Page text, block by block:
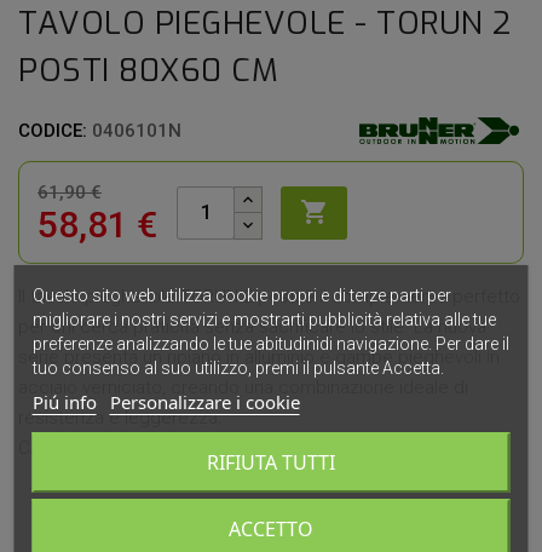
TAVOLO PIEGHEVOLE - TORUN 2
POSTI 80X60 CM
CODICE: 0406101N
61,90 €
58,81 € 
Il tavolo pieghevole TORUN 2 posti è il complemento perfetto
per chi cerca praticità senza sacrificare lo stile. La nuova
serie presenta un ripiano in alluminio e gambe pieghevoli in
resistenza e leggerezza.
Questo sito web utilizza cookie propri e di terze parti per
migliorare i nostri servizi e mostrarti pubblicità relativa alle tue
preferenze analizzando le tue abitudinidi navigazione. Per dare il
tuo consenso al suo utilizzo, premi il pulsante Accetta.
Piú info Personalizzare i cookie
RIFIUTA TUTTI
ACCETTO